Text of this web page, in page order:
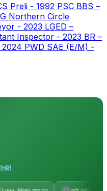
Preli - 1992 PSC BBS –
Northern Circle
- 2023 LGED –
Inspector - 2023 BR –
PWD SAE (E/M) -